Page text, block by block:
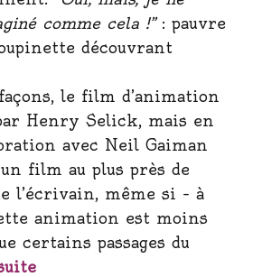
comme cela !”: pauvre
découvrant
le film d’animation
Henry Selick, mais en
avec Neil Gaiman
film au plus près de
l’écrivain, même si – à
animation est moins
certains passages du